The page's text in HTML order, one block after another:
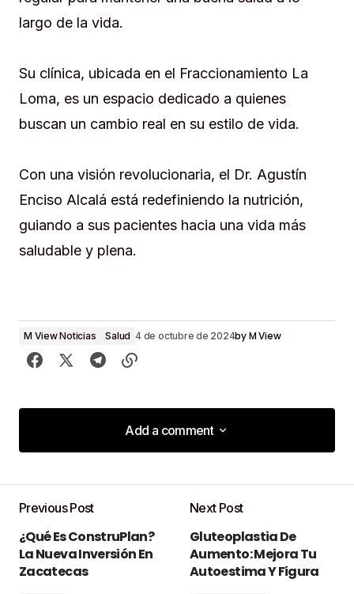
largo de la vida.
Su clínica, ubicada en el Fraccionamiento La
Loma, es un espacio dedicado a quienes
buscan un cambio real en su estilo de vida.
Con una visión revolucionaria, el Dr. Agustín
Enciso Alcalá está redefiniendo la nutrición,
guiando a sus pacientes hacia una vida más
saludable y plena.
M View Noticias Salud 4 de octubre de 2024byM View
Add a comment
Add a comment
publicada. Los campos obligatorios están
marcados con*
Previous Post
¿Qué Es ConstruPlan?
La Nueva Inversión En
Zacatecas
Next Post
Gluteoplastia De
Aumento: Mejora Tu
Autoestima Y Figura